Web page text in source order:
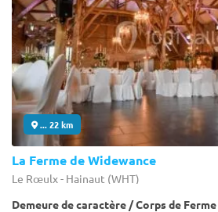
... 22 km
La Ferme de Widewance
Le Rœulx - Hainaut (WHT)
Demeure de caractère / Corps de Ferme